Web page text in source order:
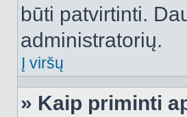
būti patvirtinti.
administratorių.
Į viršų
» Kaip priminti